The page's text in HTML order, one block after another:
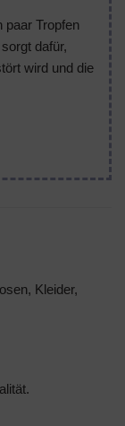
paar Tropfen
dafür,
wird und die
Kleider,